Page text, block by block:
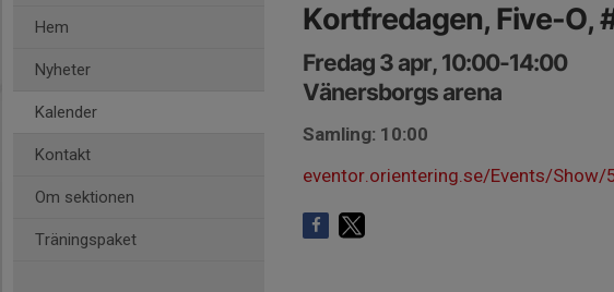
Hem
Nyheter
Kalender
Kontakt
Om sektionen
Träningspaket
Kortfredagen, Five-O,
Fredag 3 apr, 10:00-14:00
Vänersborgs arena
Samling: 10:00
eventor.orientering.se/Events/Show/